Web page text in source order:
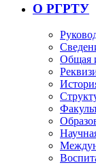
О РГРТУ
Общая